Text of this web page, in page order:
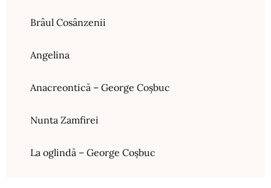
Brâul Cosânzenii
Angelina
Anacreontică – George Coșbuc
Nunta Zamfirei
La oglindă – George Coșbuc